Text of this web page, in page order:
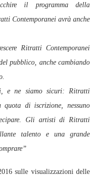
il programma della
Contemporanei avrà anche
Ritratti Contemporanei
pubblico, anche cambiando
e ne siamo sicuri: Ritratti
quota di iscrizione, nessuno
Gli artisti di Ritratti
talento e una grande
sulle visualizzazioni delle